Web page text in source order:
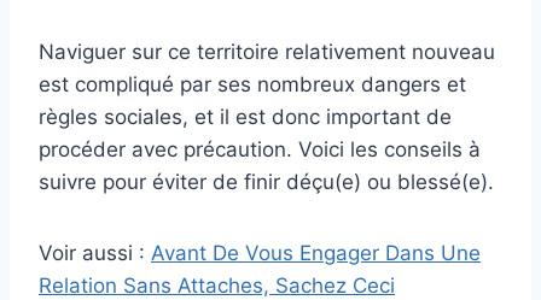
Naviguer sur ce territoire relativement nouveau
est compliqué par ses nombreux dangers et
règles sociales, et il est donc important de
procéder avec précaution. Voici les conseils à
suivre pour éviter de finir déçu(e) ou blessé(e).
Voir aussi : Avant De Vous Engager Dans Une
Relation Sans Attaches, Sachez Ceci